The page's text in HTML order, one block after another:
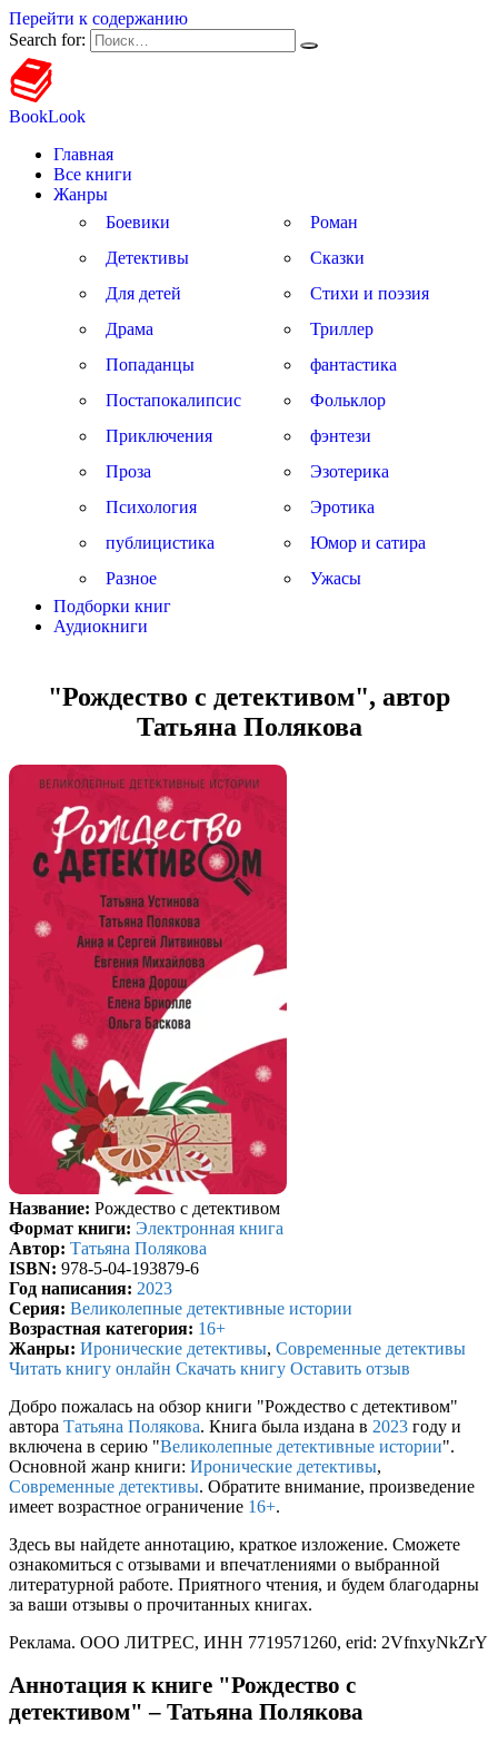
Перейти к содержанию
Search for:
BookLook
Главная
Все книги
Жанры
Боевики
Детективы
Для детей
Драма
Попаданцы
Постапокалипсис
Приключения
Проза
Психология
публицистика
Разное
Роман
Сказки
Стихи и поэзия
Триллер
фантастика
Фольклор
фэнтези
Эзотерика
Эротика
Юмор и сатира
Ужасы
Подборки книг
Аудиокниги
"Рождество с детективом", автор
Татьяна Полякова
Название: Рождество с детективом
Формат книги: Электронная книга
Автор: Татьяна Полякова
ISBN: 978-5-04-193879-6
Год написания: 2023
Серия: Великолепные детективные истории
Возрастная категория: 16+
Жанры: Иронические детективы, Современные детективы
Читать книгу онлайн Скачать книгу Оставить отзыв
Добро пожалась на обзор книги "Рождество с детективом"
автора Татьяна Полякова. Книга была издана в 2023 году и
включена в серию "Великолепные детективные истории".
Основной жанр книги: Иронические детективы,
Современные детективы. Обратите внимание, произведение
имеет возрастное ограничение 16+.
Здесь вы найдете аннотацию, краткое изложение. Сможете
ознакомиться с отзывами и впечатлениями о выбранной
литературной работе. Приятного чтения, и будем благодарны
за ваши отзывы о прочитанных книгах.
Реклама. ООО ЛИТРЕС, ИНН 7719571260, erid: 2VfnxyNkZrY
Аннотация к книге "Рождество с
детективом" – Татьяна Полякова